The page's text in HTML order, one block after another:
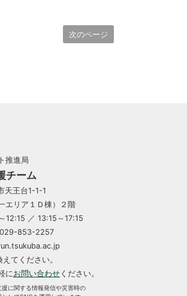
次のページ
推進局
チーム
天王台1-1-1
エリア１Ｄ棟）２階
12:15 ／ 13:15～17:15
853-2257
てください。
にお問い合わせ ください。
援に関する情報発信や災害時の